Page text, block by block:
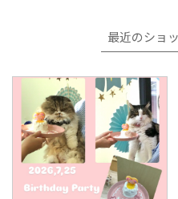
最近のショ